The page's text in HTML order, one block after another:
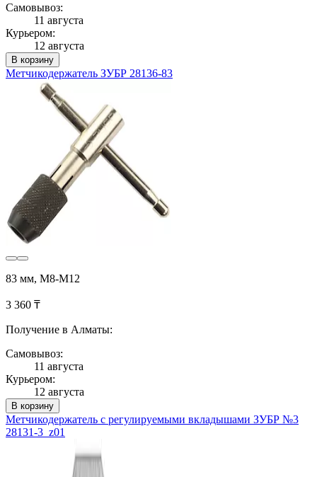
Самовывоз:
11 августа
Курьером:
12 августа
В корзину
Метчикодержатель ЗУБР 28136-83
83 мм, М8-М12
3 360 ₸
Получение в Алматы:
Самовывоз:
11 августа
Курьером:
12 августа
В корзину
Метчикодержатель с регулируемыми вкладышами ЗУБР №3
28131-3_z01